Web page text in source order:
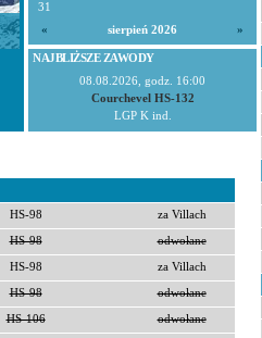
31
«
sierpień 2026 »
NAJBLIŻSZE ZAWODY
08.08.2026, godz. 16:00
Courchevel HS-132
LGP K ind.
HS-98 za Villach
HS-98 odwołane
HS-98 za Villach
HS-98 odwołane
HS-106 odwołane